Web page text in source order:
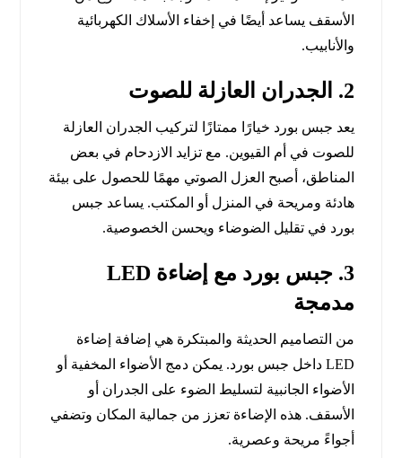
الأسقف يساعد أيضًا في إخفاء الأسلاك الكهربائية
والأنابيب.
2. الجدران العازلة للصوت
يعد جبس بورد خيارًا ممتازًا لتركيب الجدران العازلة
للصوت في أم القيوين. مع تزايد الازدحام في بعض
المناطق، أصبح العزل الصوتي مهمًا للحصول على بيئة
هادئة ومريحة في المنزل أو المكتب. يساعد جبس
بورد في تقليل الضوضاء ويحسن الخصوصية.
3. جبس بورد مع إضاءة LED
مدمجة
من التصاميم الحديثة والمبتكرة هي إضافة إضاءة
LED داخل جبس بورد. يمكن دمج الأضواء المخفية أو
الأضواء الجانبية لتسليط الضوء على الجدران أو
الأسقف. هذه الإضاءة تعزز من جمالية المكان وتضفي
أجواءً مريحة وعصرية.